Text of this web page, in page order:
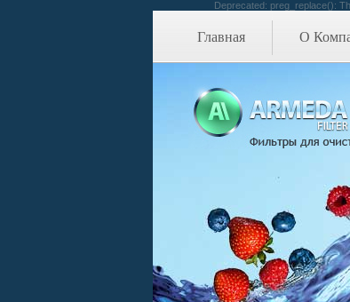
Deprecated: preg_replace():
Главная О